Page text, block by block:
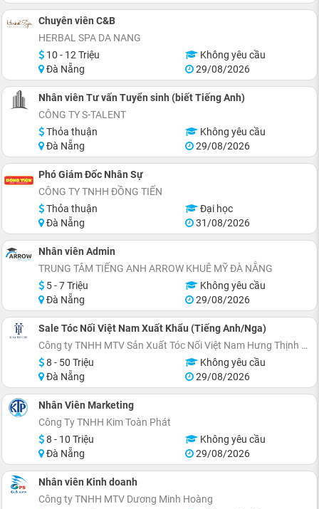
Chuyên viên C&B
HERBAL SPA DA NANG
10 - 12 Triệu
Không yêu cầu
Đà Nẵng
29/08/2026
Nhân viên Tư vấn Tuyển sinh (biết Tiếng Anh)
CÔNG TY S-TALENT
Thỏa thuận
Không yêu cầu
Đà Nẵng
29/08/2026
Phó Giám Đốc Nhân Sự
CÔNG TY TNHH ĐỒNG TIẾN
Thỏa thuận
Đại học
Đà Nẵng
31/08/2026
Nhân viên Admin
TRUNG TÂM TIẾNG ANH ARROW KHUÊ MỸ ĐÀ NẴNG
5 - 7 Triệu
Không yêu cầu
Đà Nẵng
29/08/2026
Sale Tóc Nối Việt Nam Xuất Khẩu (Tiếng Anh/Nga)
Công ty TNHH MTV Sản Xuất Tóc Nối Việt Nam Hưng Thịnh 28
8 - 50 Triệu
Không yêu cầu
Đà Nẵng
29/08/2026
Nhân Viên Marketing
Công Ty TNHH Kim Toàn Phát
8 - 10 Triệu
Không yêu cầu
Đà Nẵng
29/08/2026
Nhân viên Kinh doanh
Công ty TNHH MTV Dương Minh Hoàng